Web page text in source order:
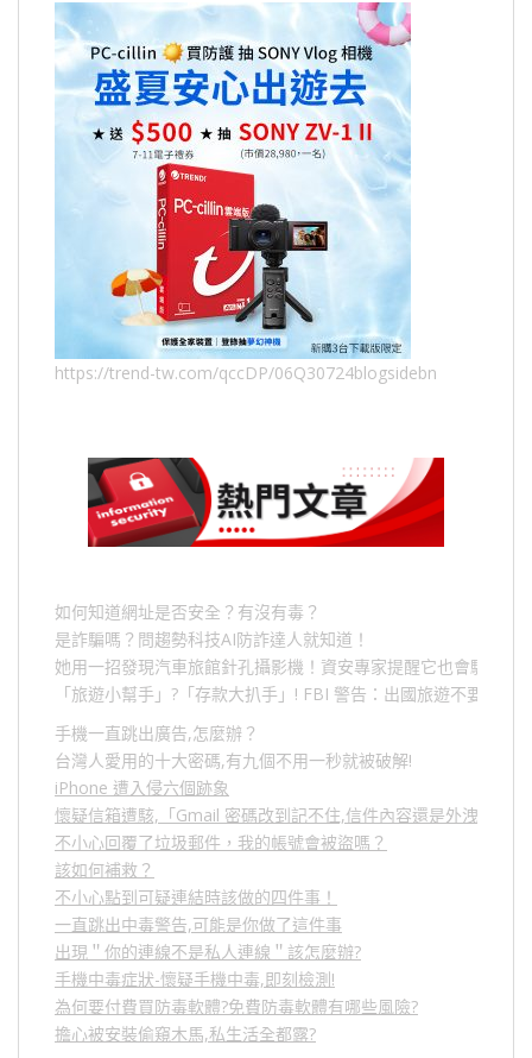
https://trend-tw.com/qccDP/06Q30724blogsidebn
如何知道網址是否安全？有沒有毒？
是詐騙嗎？問趨勢科技AI防詐達人就知道！
她用一招發現汽車旅館針孔攝影機！資安專家提醒它也會駭人成
「旅遊小幫手」 ? 「存款大扒手」 ! FBI 警告：出國旅遊不要做的
手機一直跳出廣告,怎麼辦？
台灣人愛用的十大密碼,有九個不用一秒就被破解!
iPhone 遭入侵六個跡象
懷疑信箱遭駭,「Gmail 密碼改到記不住,信件內容還是外洩？」,
不小心回覆了垃圾郵件，我的帳號會被盜嗎？
該如何補救？
不小心點到可疑連結時該做的四件事！
一直跳出中毒警告,可能是你做了這件事
出現＂你的連線不是私人連線＂該怎麼辦?
手機中毒症狀-懷疑手機中毒,即刻檢測!
為何要付費買防毒軟體?免費防毒軟體有哪些風險?
擔心被安裝偷窺木馬,私生活全都露?